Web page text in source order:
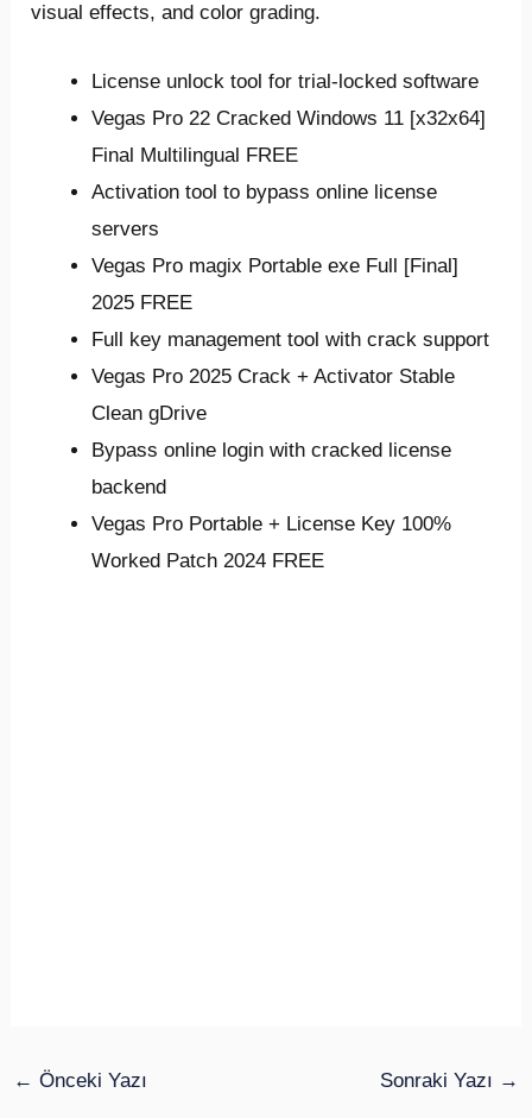
visual effects, and color grading.
License unlock tool for trial-locked software
Vegas Pro 22 Cracked Windows 11 [x32x64]
Final Multilingual FREE
Activation tool to bypass online license
servers
Vegas Pro magix Portable exe Full [Final]
2025 FREE
Full key management tool with crack support
Vegas Pro 2025 Crack + Activator Stable
Clean gDrive
Bypass online login with cracked license
backend
Vegas Pro Portable + License Key 100%
Worked Patch 2024 FREE
← Önceki Yazı Sonraki Yazı →